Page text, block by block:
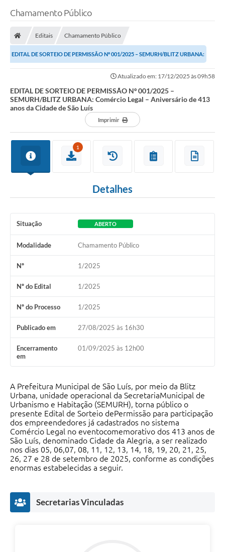
Chamamento Público
Editais Chamamento Público
EDITAL DE SORTEIO DE PERMISSÃO Nº 001/2025 – SEMURH/BLITZ URBANA:
Comércio Legal – Aniversário de 413 anos da...
Atualizado em: 17/12/2025 às 09h58
EDITAL DE SORTEIO DE PERMISSÃO Nº 001/2025 –
SEMURH/BLITZ URBANA: Comércio Legal – Aniversário de 413
anos da Cidade de São Luís
Imprimir
1
Detalhes
Situação ABERTO
Modalidade Chamamento Público
Nº 1/2025
Nº do Edital 1/2025
Nº do Processo 1/2025
Publicado em 27/08/2025 às 16h30
Encerramento
em
01/09/2025 às 12h00
A Prefeitura Municipal de São Luís, por meio da Blitz
Urbana, unidade operacional da SecretariaMunicipal de
Urbanismo e Habitação (SEMURH), torna público o
presente Edital de Sorteio dePermissão para participação
dos empreendedores já cadastrados no sistema
Comércio Legal no eventocomemorativo dos 413 anos de
São Luís, denominado Cidade da Alegria, a ser realizado
nos dias 05, 06,07, 08, 11, 12, 13, 14, 18, 19, 20, 21, 25,
26, 27 e 28 de setembro de 2025, conforme as condições
enormas estabelecidas a seguir.
Secretarias Vinculadas